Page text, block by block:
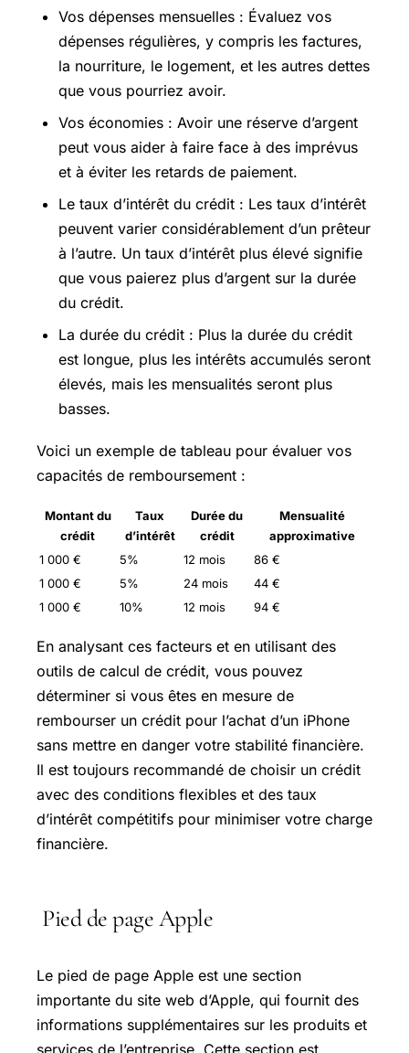
Vos dépenses mensuelles : Évaluez vos
dépenses régulières, y compris les factures,
la nourriture, le logement, et les autres dettes
que vous pourriez avoir.
Vos économies : Avoir une réserve d’argent
peut vous aider à faire face à des imprévus
et à éviter les retards de paiement.
Le taux d’intérêt du crédit : Les taux d’intérêt
peuvent varier considérablement d’un prêteur
à l’autre. Un taux d’intérêt plus élevé signifie
que vous paierez plus d’argent sur la durée
du crédit.
La durée du crédit : Plus la durée du crédit
est longue, plus les intérêts accumulés seront
élevés, mais les mensualités seront plus
basses.
Voici un exemple de tableau pour évaluer vos
capacités de remboursement :
Montant du
crédit
Taux
d’intérêt
Durée du
crédit
Mensualité
approximative
1 000 €
5% 12 mois
86 €
1 000 €
5% 24 mois
44 €
1 000 €
10% 12 mois 94 €
En analysant ces facteurs et en utilisant des
outils de calcul de crédit, vous pouvez
déterminer si vous êtes en mesure de
rembourser un crédit pour l’achat d’un iPhone
sans mettre en danger votre stabilité financière.
Il est toujours recommandé de choisir un crédit
avec des conditions flexibles et des taux
d’intérêt compétitifs pour minimiser votre charge
financière.
Pied de page Apple
Le pied de page Apple est une section
importante du site web d’Apple, qui fournit des
informations supplémentaires sur les produits et